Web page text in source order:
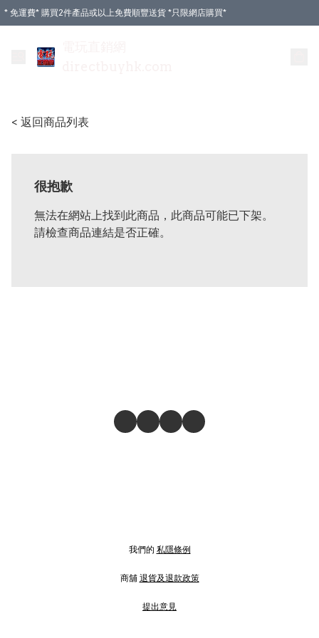
* 免運費* 購買2件產品或以上免費順豐送貨 *只限網店購買*
< 返回商品列表
很抱歉
無法在網站上找到此商品，此商品可能已下架。
請檢查商品連結是否正確。
我們的 私隱條例
商舖 退貨及退款政策
提出意見